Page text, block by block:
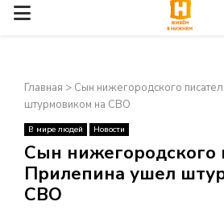
О
Н
О
В
Главная > Сын нижегородского
штурмовиком на СВО
В мире людей Новости
Сын нижегородского
Прилепина ушел
СВО